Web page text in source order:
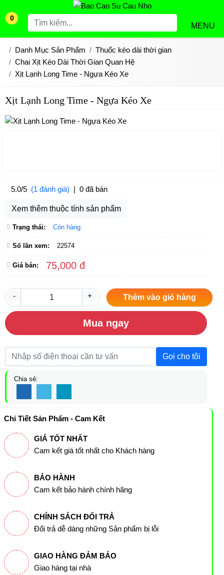
0
MENU
Danh Mục Sản Phẩm
Thuốc kéo dài thời gian
Chai Xịt Kéo Dài Thời Gian Quan Hệ
Xịt Lạnh Long Time - Ngựa Kéo Xe
Xịt Lạnh Long Time - Ngựa Kéo Xe
5.0/5 (1 đánh giá) | 0 đã bán
Xem thêm thuộc tính sản phẩm
Trạng thái: Còn hàng
Số lần xem: 22574
Giá bán: 75,000 đ
- + Thêm vào giỏ hàng
Mua ngay
Gọi cho tôi
Chia sẻ:
Chi Tiết Sản Phẩm - Cam Kết
GIÁ TỐT NHẤT
Cam kết giá tốt nhất cho Khách hàng
BẢO HÀNH
Cam kết bảo hành chính hãng
CHÍNH SÁCH ĐỔI TRẢ
Đổi trả dễ dàng những Sản phẩm bị lỗi
GIAO HÀNG ĐẢM BẢO
Giao hàng tại nhà